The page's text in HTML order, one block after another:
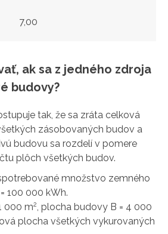
7,00
ak sa z jedného zdroja
budovy?
tak, že sa zráta celková
zásobovaných budov a
budovu sa rozdelí v pomere
plôch všetkých budov.
množstvo zemného
100 000 kWh.
000 m2
, plocha budovy B = 4 000
plocha všetkých vykurovaných